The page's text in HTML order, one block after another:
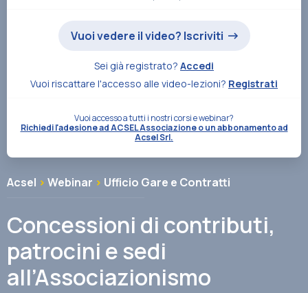
Vuoi vedere il video? Iscriviti
Sei già registrato? Accedi
Vuoi riscattare l'accesso alle video-lezioni? Registrati
Vuoi accesso a tutti i nostri corsi e webinar?
Richiedi l'adesione ad ACSEL Associazione o un abbonamento ad
Acsel Srl.
Acsel > Webinar > Ufficio Gare e Contratti
Concessioni di contributi,
patrocini e sedi
all’Associazionismo